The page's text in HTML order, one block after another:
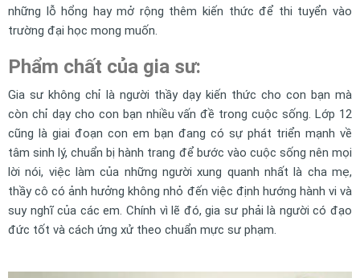
những lỗ hổng hay mở rộng thêm kiến thức để thi tuyển vào
trường đại học mong muốn.
Phẩm chất của gia sư:
Gia sư không chỉ là người thầy dạy kiến thức cho con bạn mà
còn chỉ dạy cho con bạn nhiều vấn đề trong cuộc sống. Lớp 12
cũng là giai đoạn con em bạn đang có sự phát triển mạnh về
tâm sinh lý, chuẩn bị hành trang để bước vào cuộc sống nên mọi
lời nói, việc làm của những người xung quanh nhất là cha mẹ,
thầy cô có ảnh hưởng không nhỏ đến việc định hướng hành vi và
suy nghĩ của các em. Chính vì lẽ đó, gia sư phải là người có đạo
đức tốt và cách ứng xử theo chuẩn mực sư phạm.